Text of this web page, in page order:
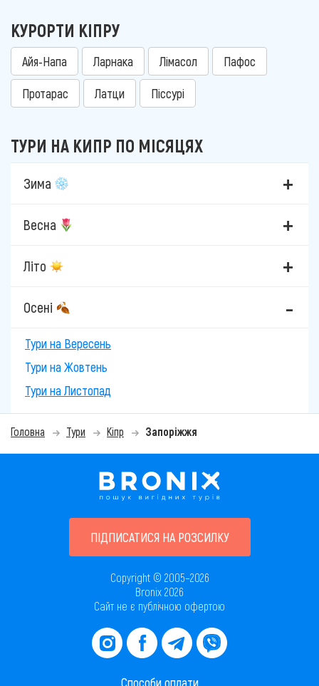
КУРОРТИ КІПРУ
Айя-Напа Ларнака Лімасол Пафос
Протарас Латци Піссурі
ТУРИ НА КИПР ПО МІСЯЦЯХ
Зима
Весна
Літо
Осені
Тури на Вересень
Тури на Жовтень
Тури на Листопад
Головна Тури Кіпр Запоріжжя
ПІДПИСАТИСЯ НА РОЗСИЛКУ
Copyright © 2005–2026
Bronix 2026
Сайт не є публічною офертою
Способи оплати